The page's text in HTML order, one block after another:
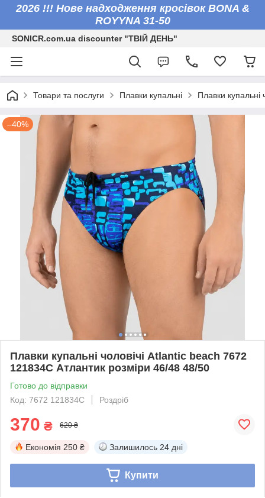
2026 !!! Нове надходження кросівок BONA &
ROYYNA 31-50
SONICR.com.ua discounter "ТВІЙ ДЕНЬ"
Товари та послуги Плавки купальні Плавки
–40%
Плавки купальні чоловічі Atlantic beach 7672
121834С Атлантик розміри 46/48 48/50
Готово до відправки
Код: 7672 121834С
Роздріб
370 ₴ 620 ₴
Економія 250 ₴ Залишилось 24 дні
Купити